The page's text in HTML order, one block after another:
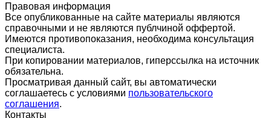
Правовая информация
Все опубликованные на сайте материалы являются
справочными и не являются публчиной оффертой.
Имеются противопоказания, необходима консультация
специалиста.
При копировании материалов, гиперссылка на источник
обязательна.
Просматривая данный сайт, вы автоматически
соглашаетесь с условиями пользовательского
соглашения.
Контакты